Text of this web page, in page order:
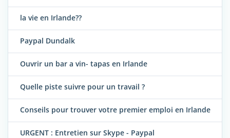
la vie en Irlande??
Paypal Dundalk
Ouvrir un bar a vin- tapas en Irlande
Quelle piste suivre pour un travail ?
Conseils pour trouver votre premier emploi en Irlande
URGENT : Entretien sur Skype - Paypal